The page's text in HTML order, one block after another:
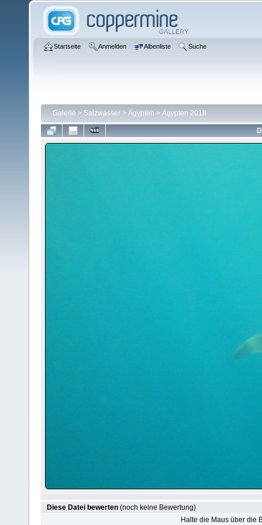
Startseite Anmelden Albenliste Suche
Galerie > Salzwasser > Ägypten > Ägypten 2018
Diese Datei bewerten (noch keine Bewertung)
Halte die Maus über die